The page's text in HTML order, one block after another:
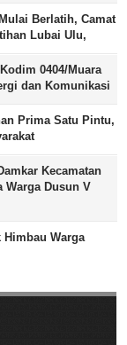
Berlatih, Camat
Lubai Ulu,
0404/Muara
dan Komunikasi
Prima Satu Pintu,
Kecamatan
Warga Dusun V
Himbau Warga